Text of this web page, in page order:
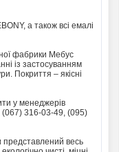
а також всі емалі
фабрики Мебус
із застосуванням
Покриття – якісні
у менеджерів
(067) 316-03-49, (095)
представлений весь